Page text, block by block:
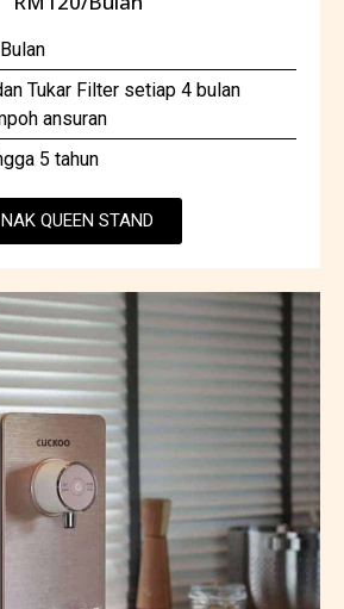
Tukar Filter setiap 4 bulan
ansuran
5 tahun
NAK QUEEN STAND